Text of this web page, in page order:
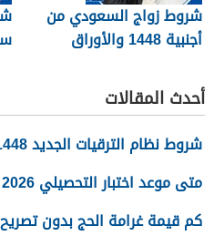
شروط زواج السعودي من
أجنبية 1448 والأوراق
أحدث المقالات
شروط نظام الترقيات الجديد 1448
متى موعد اختبار التحصيلي 2026 – 1448
كم قيمة غرامة الحج بدون تصريح 2026 – 1448